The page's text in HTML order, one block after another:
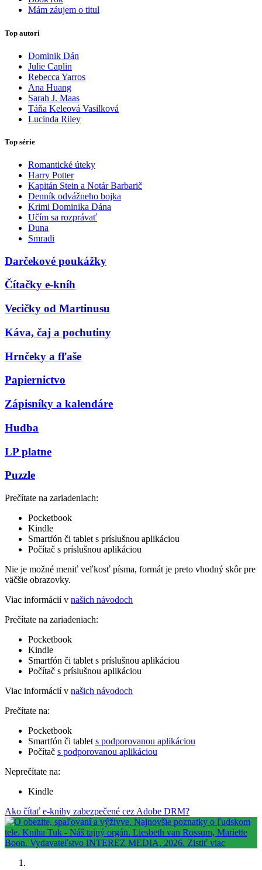
Mám záujem o titul
Top autori
Dominik Dán
Julie Caplin
Rebecca Yarros
Ana Huang
Sarah J. Maas
Táňa Keleová Vasilková
Lucinda Riley
Top série
Romantické úteky
Harry Potter
Kapitán Stein a Notár Barbarič
Denník odvážneho bojka
Krimi Dominika Dána
Učím sa rozprávať
Duna
Smradi
Darčekové poukážky
Čítačky e-kníh
Vecičky od Martinusu
Káva, čaj a pochutiny
Hrnčeky a fľaše
Papiernictvo
Zápisníky a kalendáre
Hudba
LP platne
Puzzle
Prečítate na zariadeniach:
Pocketbook
Kindle
Smartfón či tablet s príslušnou aplikáciou
Počítač s príslušnou aplikáciou
Nie je možné meniť veľkosť písma, formát je preto vhodný skôr pre
väčšie obrazovky.
Viac informácií v našich návodoch
Prečítate na zariadeniach:
Pocketbook
Kindle
Smartfón či tablet s príslušnou aplikáciou
Počítač s príslušnou aplikáciou
Viac informácií v našich návodoch
Prečítate na:
Pocketbook
Smartfón či tablet s podporovanou aplikáciou
Počítač s podporovanou aplikáciou
Neprečítate na:
Kindle
Ako čítať e-knihy zabezpečené cez Adobe DRM?